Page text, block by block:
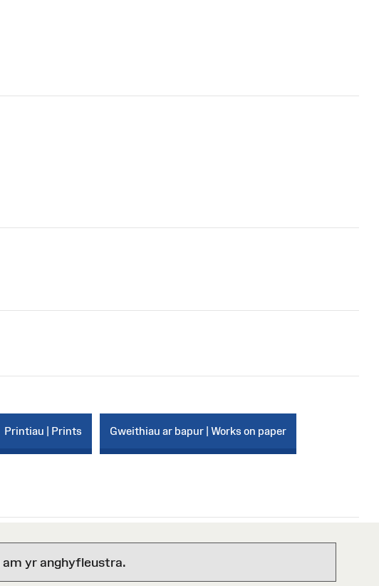
Printiau | Prints Gweithiau ar bapur | Works on paper
am yr anghyfleustra.